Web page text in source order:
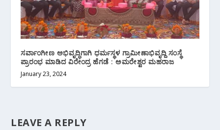
ಸರ್ವಾಂಗೀಣ ಅಭಿವೃದ್ಧಿಗಾಗಿ ಧರ್ಮಸ್ಥಳ ಗ್ರಾಮೀಣಾಭಿವೃದ್ದಿ ಸಂಸ್ಥೆ
ಪ್ರಾರಂಭ ಮಾಡಿದ ವಿರೇಂದ್ರ ಹೆಗಡೆ : ಅಮರೇಶ್ವರ ಮಹರಾಜ
January 23, 2024
LEAVE A REPLY